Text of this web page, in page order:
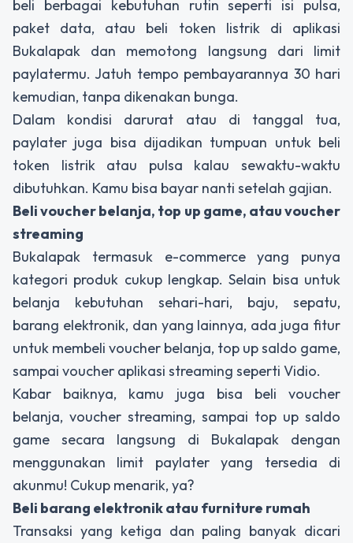
beli berbagai kebutuhan rutin seperti isi pulsa,
paket data, atau beli token listrik di aplikasi
Bukalapak dan memotong langsung dari limit
paylatermu. Jatuh tempo pembayarannya 30 hari
kemudian, tanpa dikenakan bunga.
Dalam kondisi darurat atau di tanggal tua,
paylater juga bisa dijadikan tumpuan untuk beli
token listrik atau pulsa kalau sewaktu-waktu
dibutuhkan. Kamu bisa bayar nanti setelah gajian.
Beli voucher belanja, top up game, atau voucher
streaming
Bukalapak termasuk e-commerce yang punya
kategori produk cukup lengkap. Selain bisa untuk
belanja kebutuhan sehari-hari, baju, sepatu,
barang elektronik, dan yang lainnya, ada juga fitur
untuk membeli voucher belanja, top up saldo game,
sampai voucher aplikasi streaming seperti Vidio.
Kabar baiknya, kamu juga bisa beli voucher
belanja, voucher streaming, sampai top up saldo
game secara langsung di Bukalapak dengan
menggunakan limit paylater yang tersedia di
akunmu! Cukup menarik, ya?
Beli barang elektronik atau furniture rumah
Transaksi yang ketiga dan paling banyak dicari